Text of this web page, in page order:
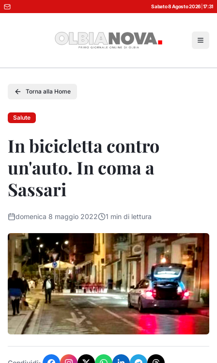
Sabato 8 Agosto 2026 17:31
Torna alla Home
Salute
In bicicletta contro
un'auto. In coma a
Sassari
domenica 8 maggio 2022 1 min di lettura